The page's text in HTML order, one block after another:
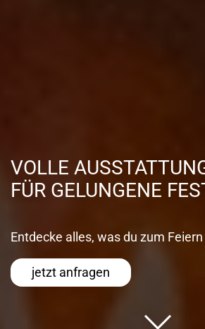
VOLLE
FÜR GELUNGENE
Entdecke alles, was du zum
jetzt anfragen